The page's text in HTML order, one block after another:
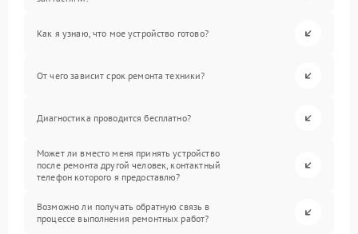
Как я узнаю, что мое устройство готово?
От чего зависит срок ремонта техники?
Диагностика проводится бесплатно?
Может ли вместо меня принять устройство
после ремонта другой человек, контактный
телефон которого я предоставлю?
Возможно ли получать обратную связь в
процессе выполнения ремонтных работ?